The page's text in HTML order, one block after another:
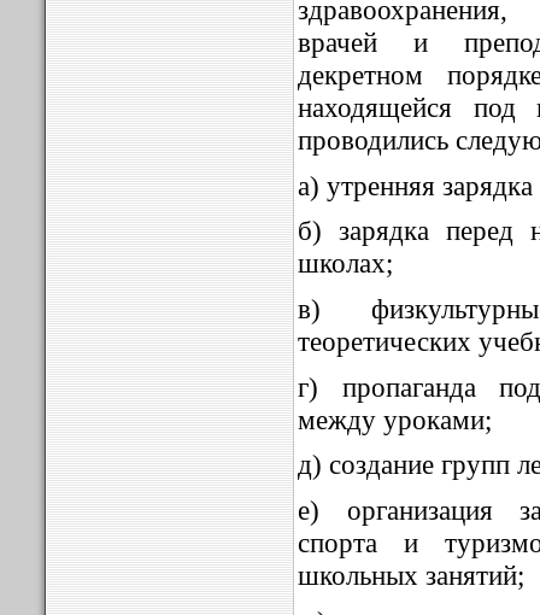
врачей и
декретном
находящейся под
проводились
а) утренняя
б) зарядка перед
школах;
в)
теоретических
г) пропаганда
между уроками;
д) создание групп
е) организация
спорта и
школьных занятий;